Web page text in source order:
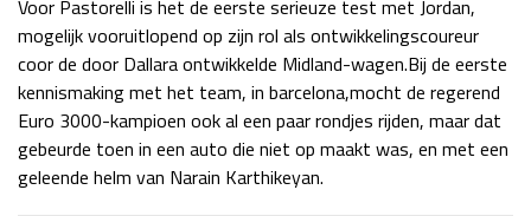
Kwalificatie
za 23:00 - 00:00
Race
zo 21:00 - 23:00
GP MEXICO 2026
Kwalificatie
za 19:00 - 20:00
Race
zo 18:00 - 20:00
Voor Pastorelli is het de eerste serieuze test met Jordan,
mogelijk vooruitlopend op zijn rol als ontwikkelingscoureur
coor de door Dallara ontwikkelde Midland-wagen.Bij de eerste
kennismaking met het team, in barcelona,mocht de regerend
Euro 3000-kampioen ook al een paar rondjes rijden, maar dat
gebeurde toen in een auto die niet op maakt was, en met een
geleende helm van Narain Karthikeyan.